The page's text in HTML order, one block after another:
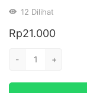
12 Dilihat
Rp21.000
-
Kuantitas
Dispenser
+